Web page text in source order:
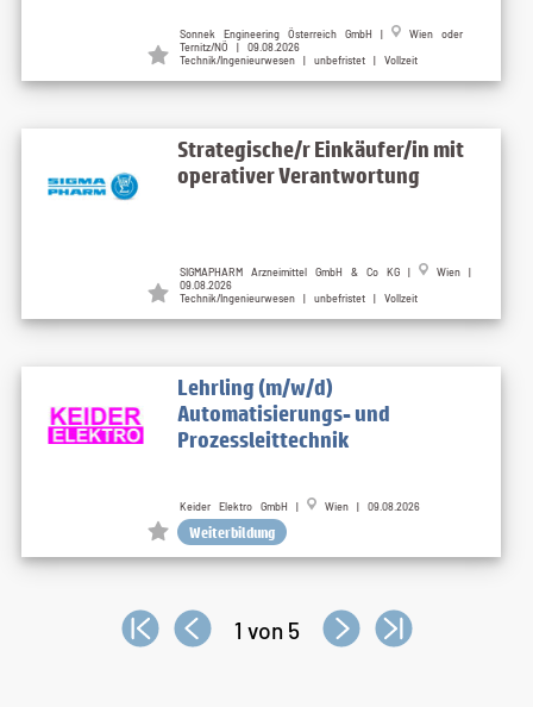
Sonnek Engineering Österreich GmbH |
Wien oder
Ternitz/NÖ | 09.08.2026
Technik/Ingenieurwesen | unbefristet | Vollzeit
Strategische/r Einkäufer/in mit
operativer Verantwortung
SIGMAPHARM Arzneimittel GmbH & Co KG |
Wien |
09.08.2026
Technik/Ingenieurwesen | unbefristet | Vollzeit
Lehrling (m/w/d)
Automatisierungs- und
Prozessleittechnik
Keider Elektro GmbH | Wien | 09.08.2026
Weiterbildung
1 von 5